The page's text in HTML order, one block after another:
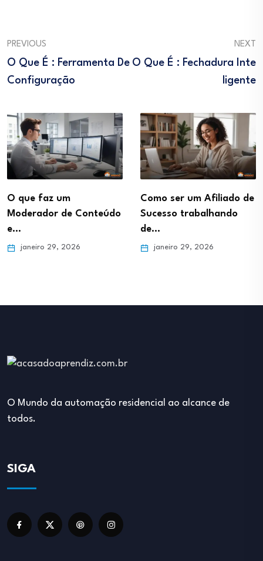
PREVIOUS
O Que É : Ferramenta De
Configuração
NEXT
O Que É : Fechadura Inte
Ligente
O que faz um
Moderador de Conteúdo
e…
janeiro 29, 2026
Como ser um Afiliado de
Sucesso trabalhando
de…
janeiro 29, 2026
O Mundo da automação residencial ao alcance de
todos.
SIGA